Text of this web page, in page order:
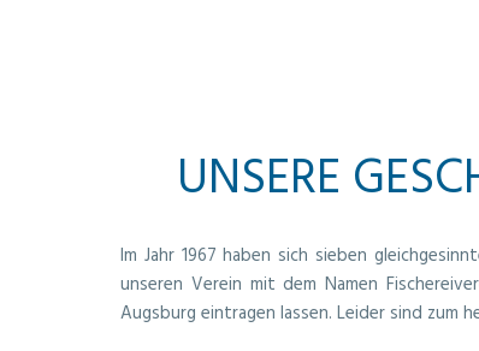
UNSERE
Im Jahr 1967 haben sich sieben
unseren Verein mit dem Namen
Augsburg eintragen lassen. Leider sind zum